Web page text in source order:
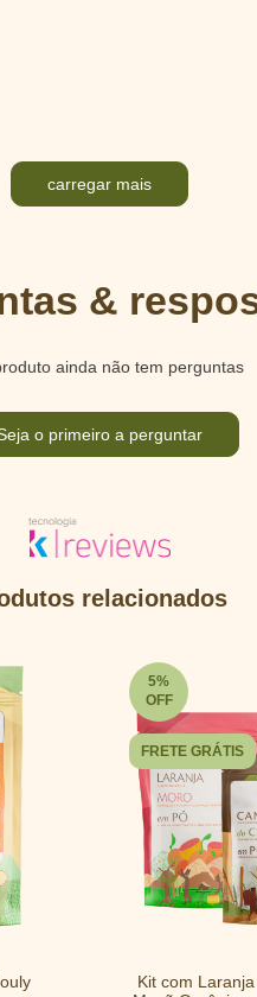
carregar mais
&
ainda não tem perguntas
o primeiro a perguntar
relacionados
5%
OFF
FRETE GRÁTIS
Kit com